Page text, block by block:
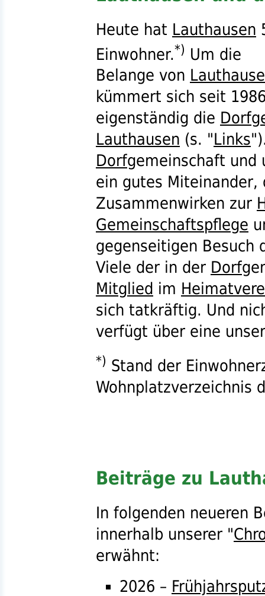
Heute hat Lauthausen
Einwohner.*) Um die
Belange von
kümmert sich seit
eigenständig die
Lauthausen (s. "Links
Dorfgemeinschaft und
ein gutes Miteinander,
Zusammenwirken zur
Gemeinschaftspflege
gegenseitigen Besuch
Viele der in der Dorf
Mitglied im
sich tatkräftig. Und
verfügt über eine
*) Stand der
Wohnplatzverzeichnis
Beiträge zu
In folgenden neueren
innerhalb unserer "
erwähnt:
2026 –